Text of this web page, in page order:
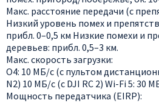
Макс. расстояние передачи (с
Низкий уровень помех и
прибл. 0–0,5 км Низкие помехи и
деревьев: прибл. 0,5–3 км.
Макс. скорость загрузки:
O4: 10 МБ/с (с пультом
N2) 10 МБ/с (с DJI RC 2) Wi-Fi 5: 30
Мощность передатчика (EIRP):